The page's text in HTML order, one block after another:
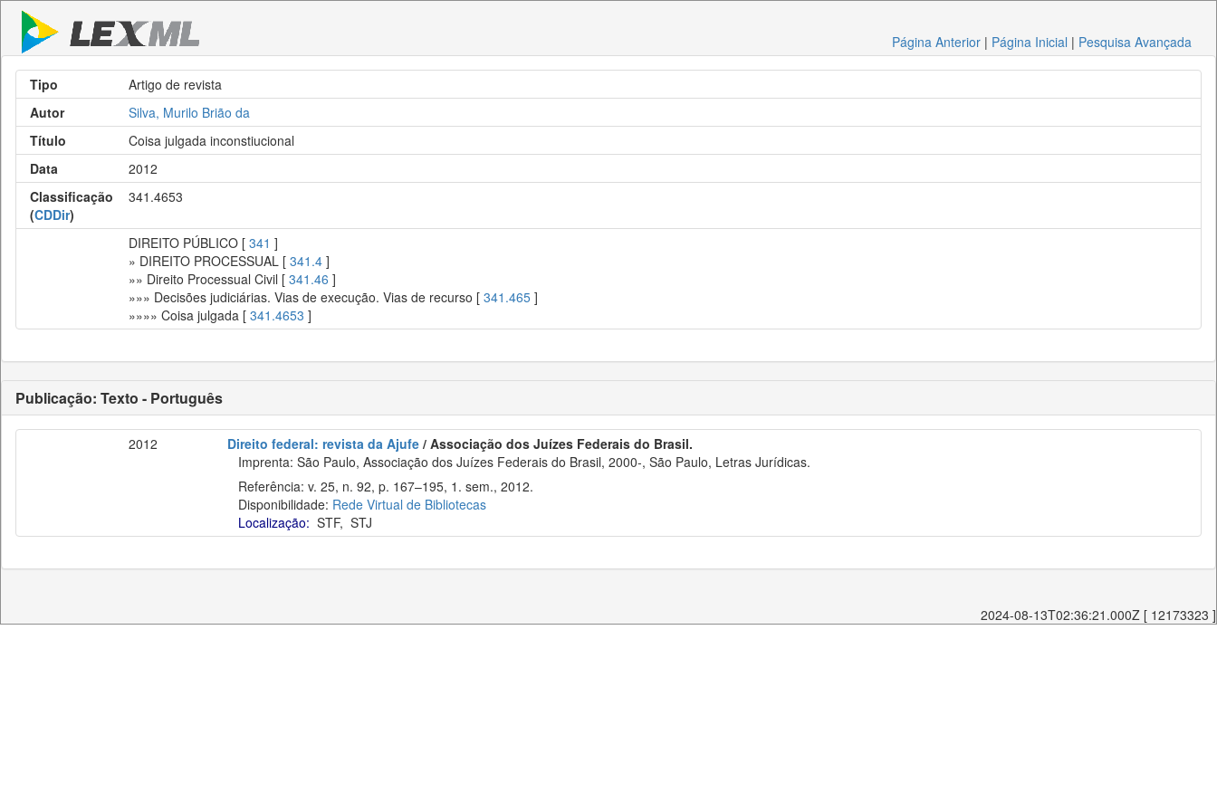
Página Anterior | Página Inicial | Pesquisa Avançada
Tipo
Artigo de revista
Autor
Silva, Murilo Brião da
Título
Coisa julgada inconstiucional
Data
2012
Classificação
(CDDir)
341.4653
DIREITO PÚBLICO [ 341 ]
» DIREITO PROCESSUAL [ 341.4 ]
»» Direito Processual Civil [ 341.46 ]
»»» Decisões judiciárias. Vias de execução. Vias de recurso [ 341.465 ]
»»»» Coisa julgada [ 341.4653 ]
Publicação: Texto - Português
2012 Direito federal: revista da Ajufe / Associação dos Juízes Federais do Brasil.
Imprenta: São Paulo, Associação dos Juízes Federais do Brasil, 2000-, São Paulo, Letras Jurídicas.
Referência: v. 25, n. 92, p. 167–195, 1. sem., 2012.
Disponibilidade: Rede Virtual de Bibliotecas
Localização: STF, STJ
2024-08-13T02:36:21.000Z [ 12173323 ]